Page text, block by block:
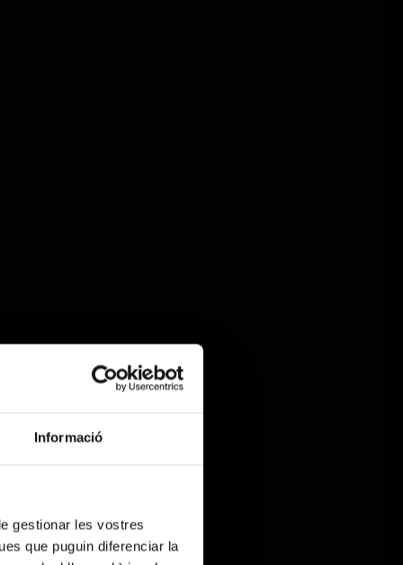
Informació
gestionar les vostres
que puguin diferenciar la